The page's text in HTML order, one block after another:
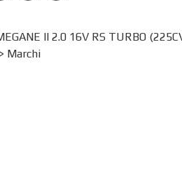
II 2.0 16V RS TURBO
Marchi